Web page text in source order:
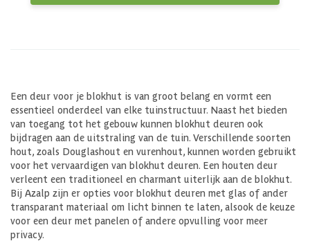
Een deur voor je blokhut is van groot belang en vormt een
essentieel onderdeel van elke tuinstructuur. Naast het bieden
van toegang tot het gebouw kunnen blokhut deuren ook
bijdragen aan de uitstraling van de tuin. Verschillende soorten
hout, zoals Douglashout en vurenhout, kunnen worden gebruikt
voor het vervaardigen van blokhut deuren. Een houten deur
verleent een traditioneel en charmant uiterlijk aan de blokhut.
Bij Azalp zijn er opties voor blokhut deuren met glas of ander
transparant materiaal om licht binnen te laten, alsook de keuze
voor een deur met panelen of andere opvulling voor meer
privacy.